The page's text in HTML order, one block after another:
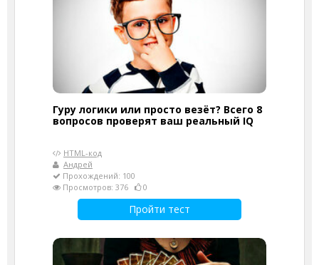
Гуру логики или просто везёт? Всего 8
вопросов проверят ваш реальный IQ
HTML-код
Андрей
Прохождений: 100
Просмотров: 376
0
Пройти тест